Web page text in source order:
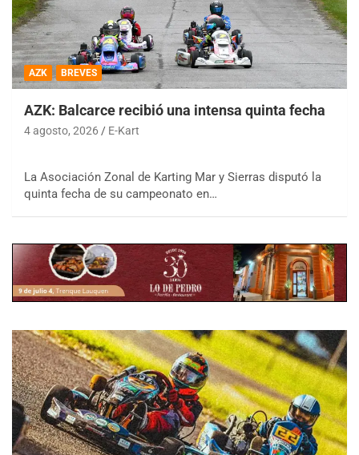
AZK BREVES
AZK: Balcarce recibió una intensa quinta fecha
4 agosto, 2026 E-Kart
La Asociación Zonal de Karting Mar y Sierras disputó la
quinta fecha de su campeonato en…